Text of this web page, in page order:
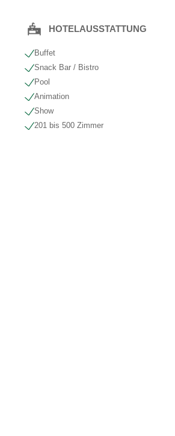
HOTELAUSSTATTUNG
Buffet
Snack Bar / Bistro
Pool
Animation
Show
201 bis 500 Zimmer